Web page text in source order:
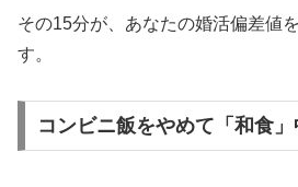
その15分が、あなたの婚活偏差値
す。
コンビニ飯をやめて「和食